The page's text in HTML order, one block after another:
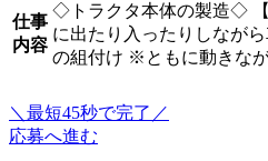
仕事
内容
◇トラクタ本体の製造◇
に出たり入ったりしなが
の組付け ※ともに動きな
＼最短45秒で完了／
応募へ進む